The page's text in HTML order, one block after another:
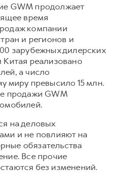
GWM продолжает
время
компании
и регионов и
зарубежных дилерских
реализовано
а число
миру превысило 15 млн.
продажи GWM
на деловых
и не повлияют на
обязательства
Все прочие
без изменений.